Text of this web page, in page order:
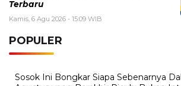
Beasiswa Bakti BCA 2027 Resmi
Manfaat, dan Jadwal Pendaftarannya
Rabu, 5 Agustus 2026 - 09:29 WIB
Rumor iPhone Air 2 Makin Kuat,